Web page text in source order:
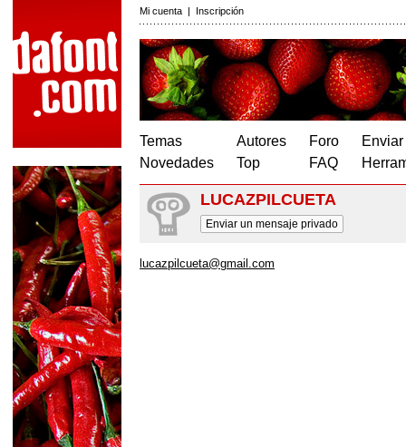
Mi cuenta | Inscripción
Temas
Novedades
Autores
Top
Foro
FAQ
LUCAZPILCUETA
Enviar un mensaje privado
lucazpilcueta@gmail.com